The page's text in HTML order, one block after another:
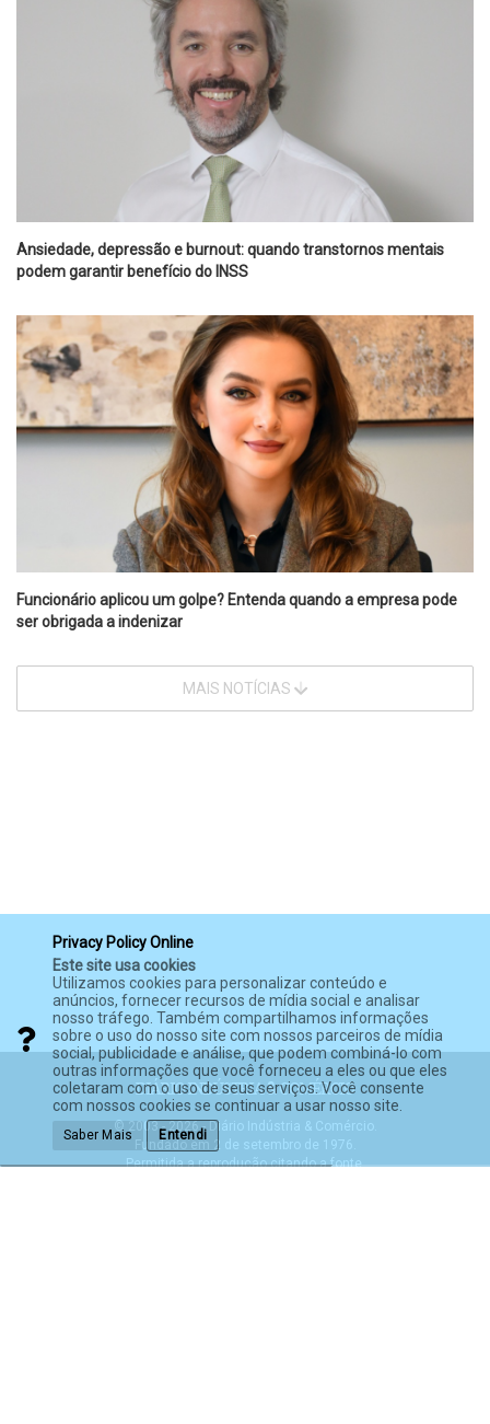
Ansiedade, depressão e burnout: quando transtornos mentais
podem garantir benefício do INSS
Funcionário aplicou um golpe? Entenda quando a empresa pode
ser obrigada a indenizar
MAIS NOTÍCIAS
© 2003 - 2026 - Diário Indústria & Comércio.
Fundado em 2 de setembro de 1976.
Permitida a reprodução citando a fonte.
Privacy Policy Online
Este site usa cookies
Utilizamos cookies para personalizar conteúdo e
anúncios, fornecer recursos de mídia social e analisar
nosso tráfego. Também compartilhamos informações
sobre o uso do nosso site com nossos parceiros de mídia
social, publicidade e análise, que podem combiná-lo com
outras informações que você forneceu a eles ou que eles
coletaram com o uso de seus serviços. Você consente
com nossos cookies se continuar a usar nosso site.
Saber Mais Entendi